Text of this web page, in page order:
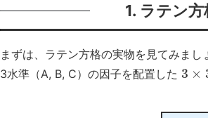
1. ラテン
まずは、ラテン方格の実物を見てみまし
3水準（A, B, C）の因子を配置した